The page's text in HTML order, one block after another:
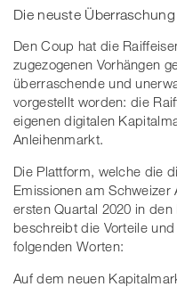
Die neuste
Den Coup hat die
zugezogenen Vorhängen
überraschende und
vorgestellt worden: die
eigenen digitalen
Anleihenmarkt.
Die Plattform, welche die
Emissionen am
ersten Quartal 2020 in
beschreibt die Vorteile
folgenden Worten:
Auf dem neuen